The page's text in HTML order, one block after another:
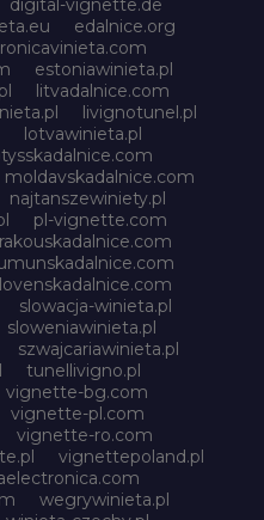
digital-vignette.de
edalnice.org
estoniawinieta.pl
litvadalnice.com
livignotunel.pl
lotvawinieta.pl
moldavskadalnice.com
najtanszewiniety.pl
pl-vignette.com
rakouskadalnice.com
slowacja-winieta.pl
sloweniawinieta.pl
szwajcariawinieta.pl
tunellivigno.pl
vignette-bg.com
vignette-pl.com
vignette-ro.com
vignettepoland.pl
wegrywinieta.pl